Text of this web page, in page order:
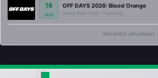
18
AUG
OFF DAYS 2026: Blood Orange
Georg Elser Halle · Hamburg
Monatlich aktualisiert